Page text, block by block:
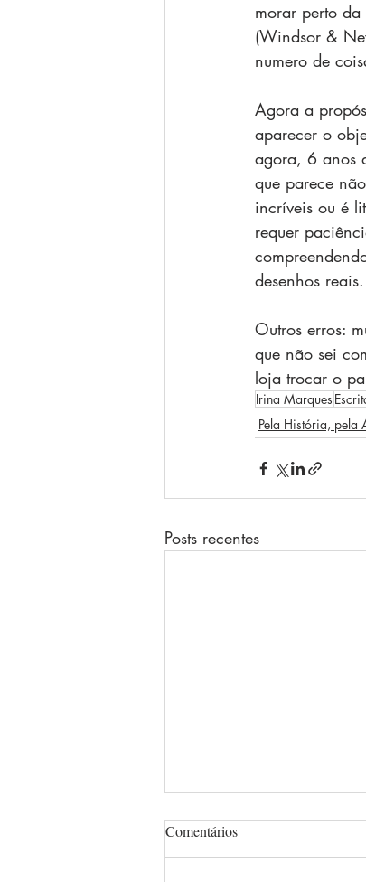
morar perto da
(Windsor &
numero de
Agora a
aparecer o
agora, 6 anos
que parece
incríveis ou é
requer
desenhos reais.
Outros erros:
que não sei
loja trocar o
Irina Marques
Pela História, pela
Posts recentes
Comentários